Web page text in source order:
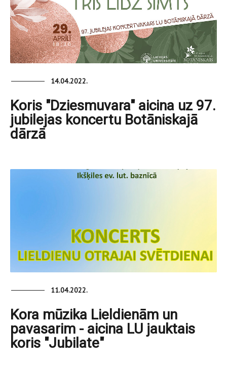
14.04.2022.
Koris "Dziesmuvara" aicina uz 97.
jubilejas koncertu Botāniskajā
dārzā
11.04.2022.
Kora mūzika Lieldienām un
pavasarim - aicina LU jauktais
koris "Jubilate"